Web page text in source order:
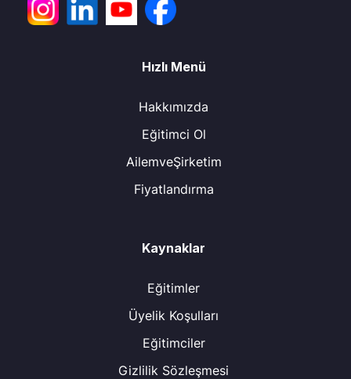
Hızlı Menü
Hakkımızda
Eğitimci Ol
AilemveŞirketim
Fiyatlandırma
Kaynaklar
Eğitimler
Üyelik Koşulları
Eğitimciler
Gizlilik Sözleşmesi